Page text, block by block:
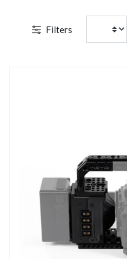
Filters